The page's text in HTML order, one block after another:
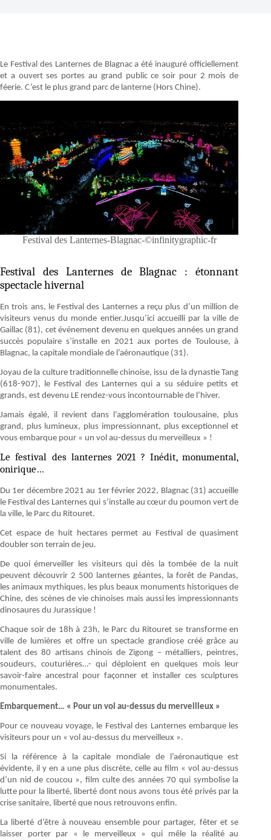
Le Festival des Lanternes de Blagnac a été inauguré officiellement
et a ouvert ses portes au grand public ce soir pour 2 mois de
féerie. C’est le plus grand parc de lanterne (Hors Chine).
Festival des Lanternes-Blagnac-©infinitygraphic-fr
Festival des Lanternes de Blagnac : étonnant
spectacle hivernal
En trois ans, le Festival des Lanternes a reçu plus d’un million de
visiteurs venus du monde entier.Jusqu’ici accueilli par la ville de
Gaillac (81), cet événement devenu en quelques années un grand
succès populaire s’installe en 2021 aux portes de Toulouse, à
Blagnac, la capitale mondiale de l’aéronautique (31).
Joyau de la culture traditionnelle chinoise, issu de la dynastie Tang
(618-907), le Festival des Lanternes qui a su séduire petits et
grands, est devenu LE rendez-vous incontournable de l’hiver.
Jamais égalé, il revient dans l’agglomération toulousaine, plus
grand, plus lumineux, plus impressionnant, plus exceptionnel et
vous embarque pour « un vol au-dessus du merveilleux » !
Le festival des lanternes 2021 ? Inédit, monumental,
onirique…
Du 1er décembre 2021 au 1er février 2022, Blagnac (31) accueille
le Festival des Lanternes qui s’installe au cœur du poumon vert de
la ville, le Parc du Ritouret.
Cet espace de huit hectares permet au Festival de quasiment
doubler son terrain de jeu.
De quoi émerveiller les visiteurs qui dès la tombée de la nuit
peuvent découvrir 2 500 lanternes géantes, la forêt de Pandas,
les animaux mythiques, les plus beaux monuments historiques de
Chine, des scènes de vie chinoises mais aussi les impressionnants
dinosaures du Jurassique !
Chaque soir de 18h à 23h, le Parc du Ritouret se transforme en
ville de lumières et offre un spectacle grandiose créé grâce au
talent des 80 artisans chinois de Zigong – métalliers, peintres,
soudeurs, couturières…- qui déploient en quelques mois leur
savoir-faire ancestral pour façonner et installer ces sculptures
monumentales.
Embarquement… « Pour un vol au-dessus du merveilleux »
Pour ce nouveau voyage, le Festival des Lanternes embarque les
visiteurs pour un « vol au-dessus du merveilleux ».
Si la référence à la capitale mondiale de l’aéronautique est
évidente, il y en a une plus discrète, celle au film « vol au-dessus
d’un nid de coucou », film culte des années 70 qui symbolise la
lutte pour la liberté, liberté dont nous avons tous été privés par la
crise sanitaire, liberté que nous retrouvons enfin.
La liberté d’être à nouveau ensemble pour partager, fêter et se
laisser porter par « le merveilleux » qui mêle la réalité au